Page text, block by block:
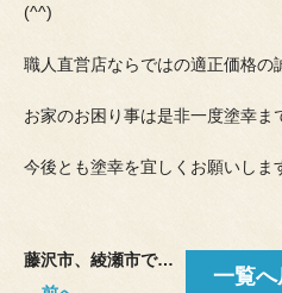
(^^)
職人直営店ならではの適正価格の
お家のお困り事は是非一度塗幸
今後とも塗幸を宜しくお願いしま
藤沢市、綾瀬市で塗り替え、改修工事をしております塗幸です。
一覧へ